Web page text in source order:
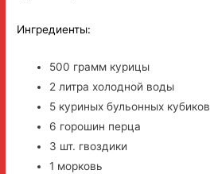
Ингредиенты:
500 грамм курицы
2 литра холодной воды
5 куриных бульонных кубиков
6 горошин перца
3 шт. гвоздики
1 морковь